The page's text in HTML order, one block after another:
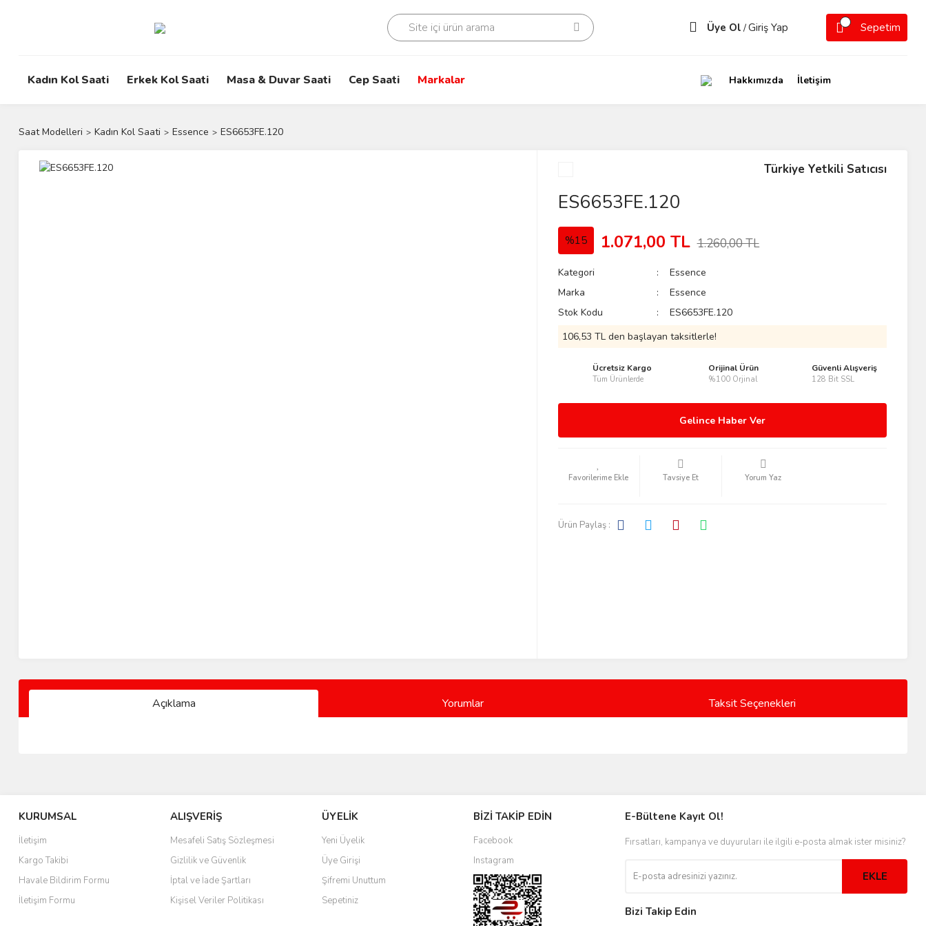
Üye Ol /Giriş Yap Sepetim
Kadın Kol Saati Erkek Kol Saati Masa & Duvar Saati Cep Saati Markalar Hakkımızda İletişim
Saat Modelleri Kadın Kol Saati Essence ES6653FE.120
Türkiye Yetkili Satıcısı
ES6653FE.120
%15 1.071,00 TL 1.260,00 TL
Kategori
Essence
Marka
Essence
Stok Kodu
ES6653FE.120
106,53 TL den başlayan taksitlerle!
Ücretsiz Kargo
Tüm Ürünlerde
Orijinal Ürün
%100 Orjinal
Güvenli Alışveriş
128 Bit SSL
Gelince Haber Ver
Tavsiye Et Yorum Yaz
Ürün Paylaş :
Açıklama Yorumlar Taksit Seçenekleri
KURUMSAL
İletişim
Kargo Takibi
Havale Bildirim Formu
İletişim Formu
ALIŞVERİŞ
Mesafeli Satış Sözleşmesi
Gizlilik ve Güvenlik
İptal ve İade Şartları
Kişisel Veriler Politikası
ÜYELİK
Yeni Üyelik
Üye Girişi
Şifremi Unuttum
Sepetiniz
BİZİ TAKİP EDİN
Facebook
Instagram
E-Bültene Kayıt Ol!
Fırsatları, kampanya ve duyuruları ile ilgili e-posta almak ister misiniz?
EKLE
Bizi Takip Edin